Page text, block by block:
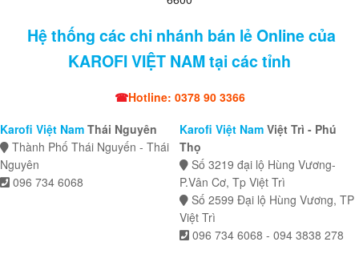
Hệ thống các chi nhánh bán lẻ Online của
KAROFI VIỆT NAM tại các tỉnh
☎Hotline: 0378 90 3366
Karofi Việt Nam Thái Nguyên
Thành Phố Thái Nguyến - Thái
Nguyên
096 734 6068
Karofi Việt Nam Việt Trì - Phú
Thọ
Số 3219 đại lộ Hùng Vương-
P.Vân Cơ, Tp Việt Trì
Số 2599 Đại lộ Hùng Vương, TP
Việt Trì
096 734 6068 - 094 3838 278